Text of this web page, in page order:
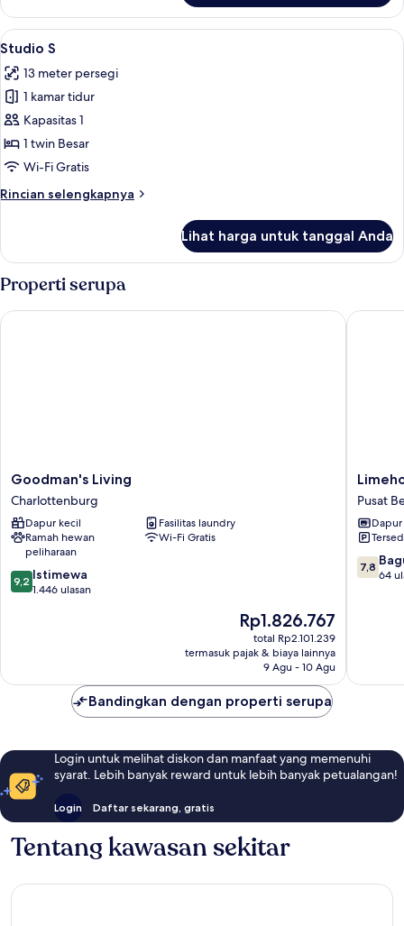
Studio
XL
Lihat
semua
foto
untuk
Studio
S
Studio S | Seprai premium, meja
5
Studio S
13 meter persegi
1 kamar tidur
Kapasitas 1
1 twin Besar
Wi-Fi Gratis
Rincian selengkapnya
Rincian
Studio
S
Lihat harga untuk tanggal Anda
Properti serupa
Goodman's
Living
Charlottenburg
Goodman's Living
Charlottenburg
Dapur kecil
Fasilitas laundry
Ramah hewan
peliharaan
Wi-Fi Gratis
9.2
dari
9,2 Istimewa
1.446 ulasan
Harga
sekarang
Rp1.826.767
Rp1.826.767
total Rp2.101.239
termasuk pajak & biaya lainnya
9 Agu - 10 Agu
Goodman's Living
Berlin
Pusat
Berlin
Barat
Pusat
Dapur
7.8
dari
7,8
64
Bandingkan dengan properti serupa
Login untuk melihat diskon dan manfaat yang memenuhi
syarat. Lebih banyak reward untuk lebih banyak petualangan!
Login Daftar sekarang, gratis
Tentang kawasan sekitar